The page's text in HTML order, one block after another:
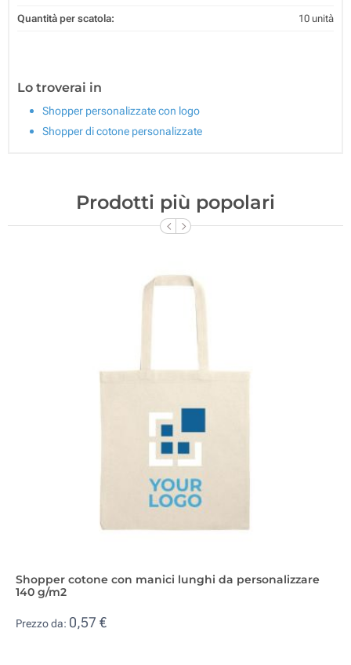
Quantità per scatola: 10 unità
Lo troverai in
Shopper personalizzate con logo
Shopper di cotone personalizzate
Prodotti più popolari
Shopper cotone con manici lunghi da personalizzare
140 g/m2
Prezzo da: 0,57 €